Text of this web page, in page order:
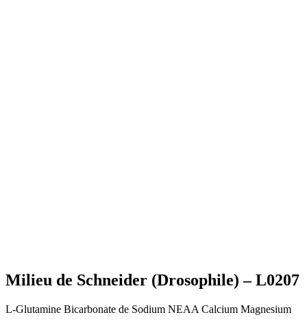
Milieu de Schneider (Drosophile) – L0207
L-Glutamine Bicarbonate de Sodium NEAA Calcium Magnesium